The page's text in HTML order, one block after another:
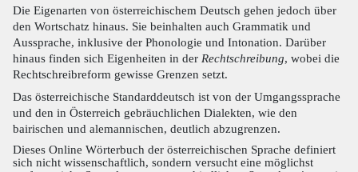
Die Eigenarten von österreichischem Deutsch gehen jedoch über
den Wortschatz hinaus. Sie beinhalten auch Grammatik und
Aussprache, inklusive der Phonologie und Intonation. Darüber
hinaus finden sich Eigenheiten in der Rechtschreibung, wobei die
Rechtschreibreform gewisse Grenzen setzt.
Das österreichische Standarddeutsch ist von der Umgangssprache
und den in Österreich gebräuchlichen Dialekten, wie den
bairischen und alemannischen, deutlich abzugrenzen.
Dieses Online Wörterbuch der österreichischen Sprache definiert
sich nicht wissenschaftlich, sondern versucht eine möglichst